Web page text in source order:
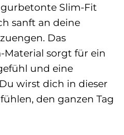
Slim-Fit
sanft an deine
Das
sorgt für ein
und eine
wirst dich in dieser
den ganzen Tag